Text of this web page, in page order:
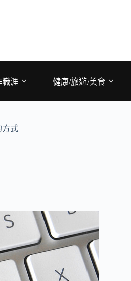
職涯 健康/旅遊/美食
方式